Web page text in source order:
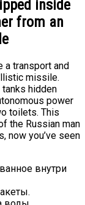
inside
from an
a transport and
missile.
hidden
power
toilets. This
the Russian man
now you’ve seen
внутри